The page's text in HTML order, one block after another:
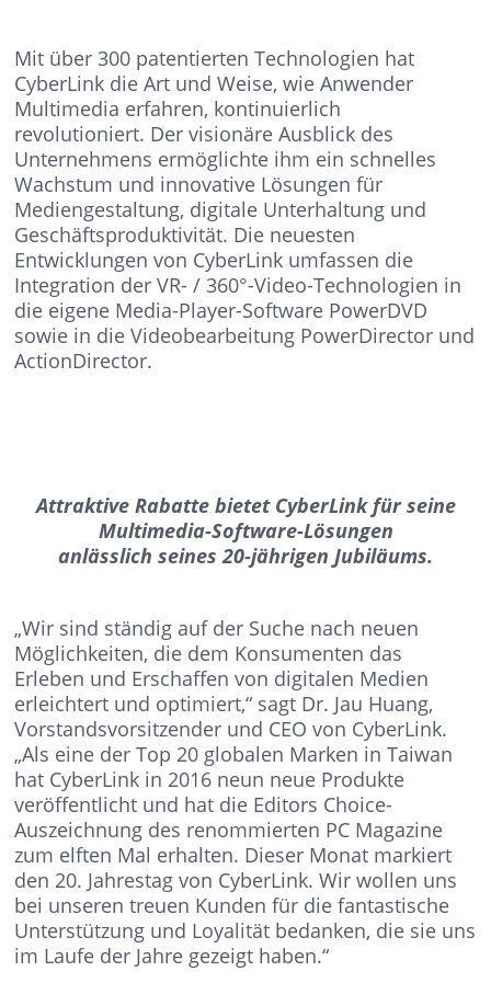
Mit über 300 patentierten Technologien hat
CyberLink die Art und Weise, wie Anwender
Multimedia erfahren, kontinuierlich
revolutioniert. Der visionäre Ausblick des
Unternehmens ermöglichte ihm ein schnelles
Wachstum und innovative Lösungen für
Mediengestaltung, digitale Unterhaltung und
Geschäftsproduktivität. Die neuesten
Entwicklungen von CyberLink umfassen die
Integration der VR- / 360°-Video-Technologien in
die eigene Media-Player-Software PowerDVD
sowie in die Videobearbeitung PowerDirector und
ActionDirector.
Attraktive Rabatte bietet CyberLink für seine
Multimedia-Software-Lösungen
anlässlich seines 20-jährigen Jubiläums.
„Wir sind ständig auf der Suche nach neuen
Möglichkeiten, die dem Konsumenten das
Erleben und Erschaffen von digitalen Medien
erleichtert und optimiert,“ sagt Dr. Jau Huang,
Vorstandsvorsitzender und CEO von CyberLink.
„Als eine der Top 20 globalen Marken in Taiwan
hat CyberLink in 2016 neun neue Produkte
veröffentlicht und hat die Editors Choice-
Auszeichnung des renommierten PC Magazine
zum elften Mal erhalten. Dieser Monat markiert
den 20. Jahrestag von CyberLink. Wir wollen uns
bei unseren treuen Kunden für die fantastische
Unterstützung und Loyalität bedanken, die sie uns
im Laufe der Jahre gezeigt haben.“